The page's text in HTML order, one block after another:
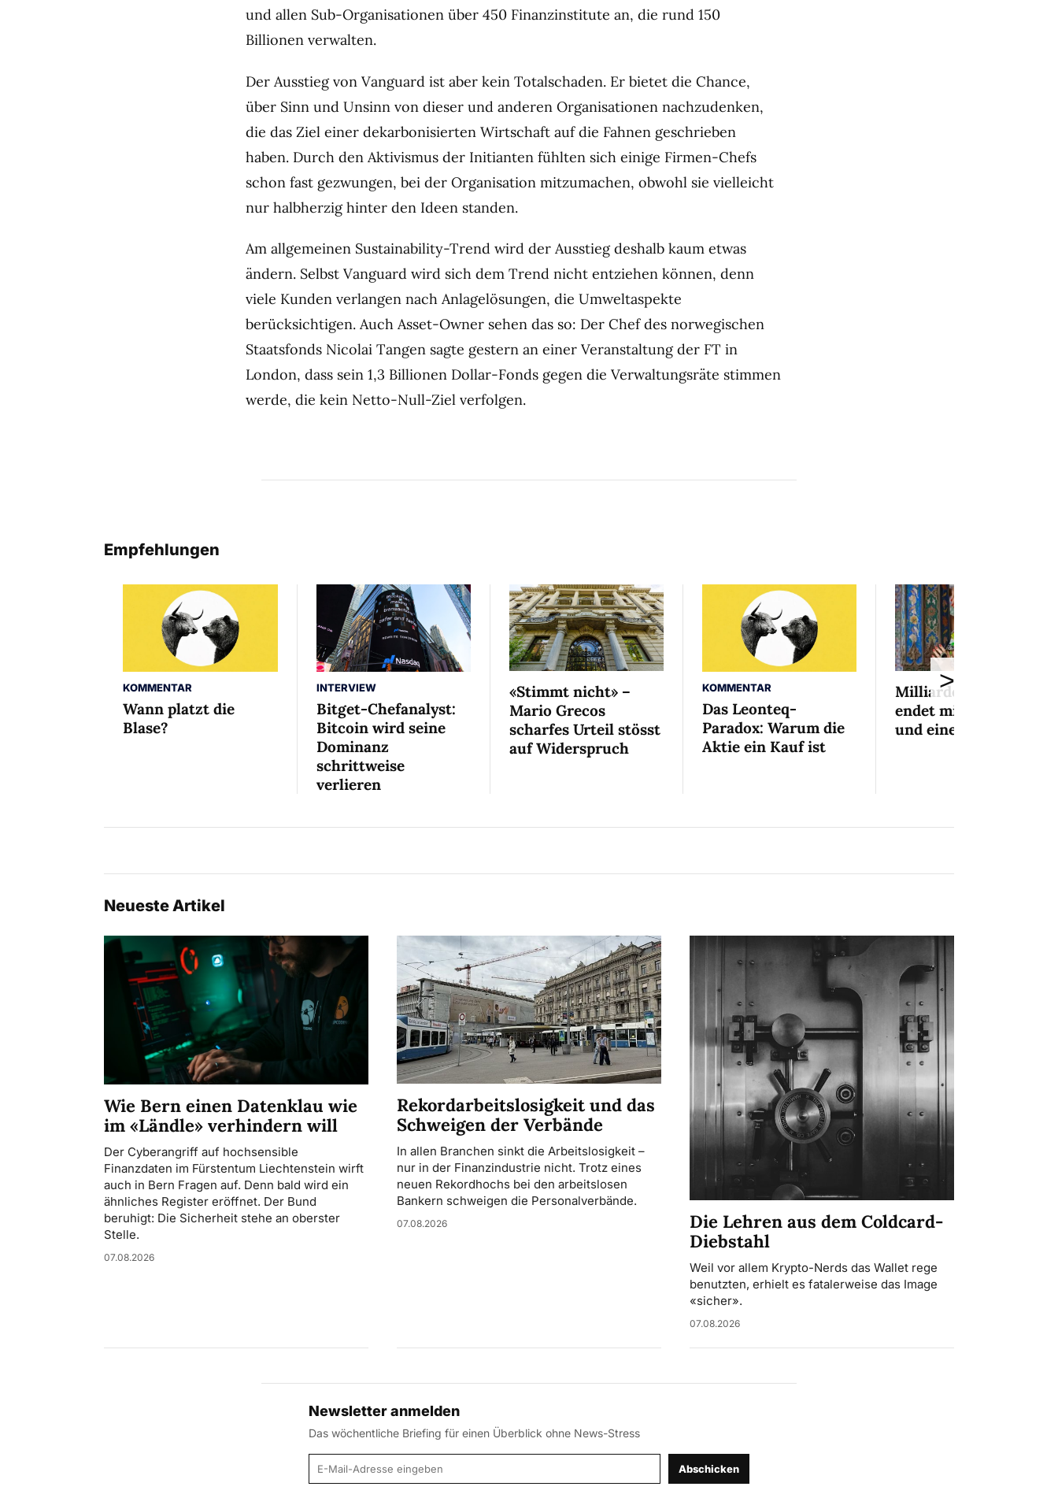
und allen Sub-Organisationen über 450 Finanzinstitute an, die rund 150
Billionen verwalten.
Der Ausstieg von Vanguard ist aber kein Totalschaden. Er bietet die Chance,
über Sinn und Unsinn von dieser und anderen Organisationen nachzudenken,
die das Ziel einer dekarbonisierten Wirtschaft auf die Fahnen geschrieben
haben. Durch den Aktivismus der Initianten fühlten sich einige Firmen-Chefs
schon fast gezwungen, bei der Organisation mitzumachen, obwohl sie vielleicht
nur halbherzig hinter den Ideen standen.
Am allgemeinen Sustainability-Trend wird der Ausstieg deshalb kaum etwas
ändern. Selbst Vanguard wird sich dem Trend nicht entziehen können, denn
viele Kunden verlangen nach Anlagelösungen, die Umweltaspekte
berücksichtigen. Auch Asset-Owner sehen das so: Der Chef des norwegischen
Staatsfonds Nicolai Tangen sagte gestern an einer Veranstaltung der FT in
London, dass sein 1,3 Billionen Dollar-Fonds gegen die Verwaltungsräte stimmen
werde, die kein Netto-Null-Ziel verfolgen.
Empfehlungen
KOMMENTAR
Wann platzt die
Blase?
INTERVIEW
Bitget-Chefanalyst:
Bitcoin wird seine
Dominanz
schrittweise
verlieren
«Stimmt nicht» –
Mario Grecos
scharfes Urteil stösst
auf Widerspruch
KOMMENTAR
Das Leonteq-
Paradox: Warum die
Aktie ein Kauf ist
Milliardenaffäre
endet mit Mini-Busse
und einem Bedingten
>
Neueste Artikel
Wie Bern einen Datenklau wie
im «Ländle» verhindern will
Der Cyberangriff auf hochsensible
Finanzdaten im Fürstentum Liechtenstein wirft
auch in Bern Fragen auf. Denn bald wird ein
ähnliches Register eröffnet. Der Bund
beruhigt: Die Sicherheit stehe an oberster
Stelle.
07.08.2026
Rekordarbeitslosigkeit und das
Schweigen der Verbände
In allen Branchen sinkt die Arbeitslosigkeit –
nur in der Finanzindustrie nicht. Trotz eines
neuen Rekordhochs bei den arbeitslosen
Bankern schweigen die Personalverbände.
07.08.2026
Die Lehren aus dem Coldcard-
Diebstahl
Weil vor allem Krypto-Nerds das Wallet rege
benutzten, erhielt es fatalerweise das Image
«sicher».
07.08.2026
Newsletter anmelden
Das wöchentliche Briefing für einen Überblick ohne News-Stress
E-Mail-Adresse Abschicken